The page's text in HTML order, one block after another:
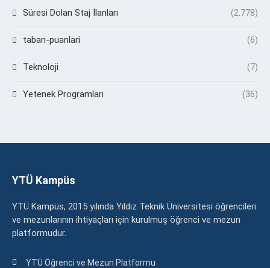
Süresi Dolan Staj İlanları (2.778)
taban-puanlari (6)
Teknoloji (7)
Yetenek Programları (36)
YTÜ Kampüs
YTÜ Kampüs, 2015 yılında Yıldız Teknik Üniversitesi öğrencileri
ve mezunlarının ihtiyaçları için kurulmuş öğrenci ve mezun
platformudur.
YTÜ Öğrenci ve Mezun Platformu